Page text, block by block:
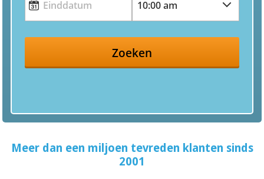
Zoeken
Meer dan een miljoen tevreden klanten sinds
2001